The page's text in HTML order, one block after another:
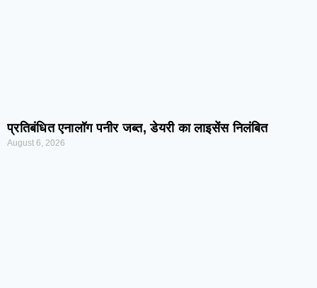
प्रतिबंधित एनालॉग पनीर जब्त, डेयरी का लाइसेंस निलंबित
August 6, 2026